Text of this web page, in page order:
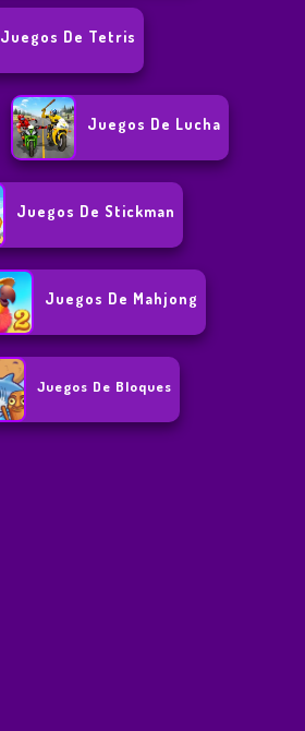
Juegos De Tetris
Juegos De Lucha
Juegos De Stickman
Juegos De Mahjong
Juegos De Bloques